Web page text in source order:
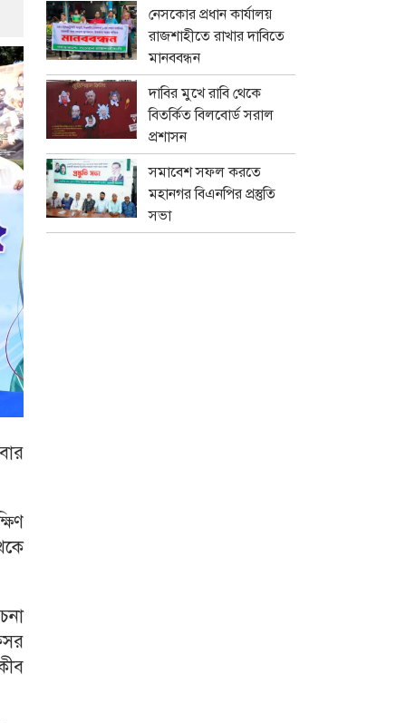
নেসকোর প্রধান কার্যালয়
রাজশাহীতে রাখার দাবিতে
মানববন্ধন
দাবির মুখে রাবি থেকে
বিতর্কিত বিলবোর্ড সরাল
প্রশাসন
সমাবেশ সফল করতে
মহানগর বিএনপির প্রস্তুতি
সভা